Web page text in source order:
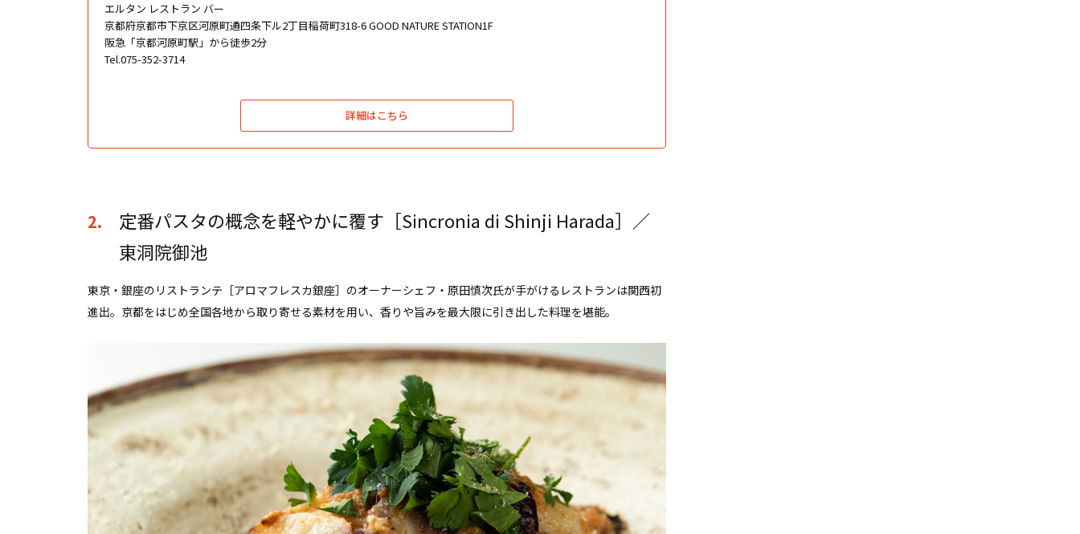
エルタン レストラン バー
京都府京都市下京区河原町通四条下ル2丁目稲荷町318-6 GOOD NATURE STATION1F
阪急「京都河原町駅」から徒歩2分
Tel.075-352-3714
詳細はこちら
2.
定番パスタの概念を軽やかに覆す［Sincronia di Shinji Harada］／
東洞院御池
東京・銀座のリストランテ［アロマフレスカ銀座］のオーナーシェフ・原田慎次氏が手がけるレストランは関西初
進出。京都をはじめ全国各地から取り寄せる素材を用い、香りや旨みを最大限に引き出した料理を堪能。